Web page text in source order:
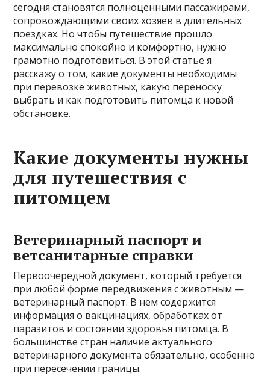
сегодня становятся полноценными пассажирами,
сопровождающими своих хозяев в длительных
поездках. Но чтобы путешествие прошло
максимально спокойно и комфортно, нужно
грамотно подготовиться. В этой статье я
расскажу о том, какие документы необходимы
при перевозке животных, какую переноску
выбрать и как подготовить питомца к новой
обстановке.
Какие документы нужны
для путешествия с
питомцем
Ветеринарный паспорт и
ветсанитарные справки
Первоочередной документ, который требуется
при любой форме передвижения с животным —
ветеринарный паспорт. В нем содержится
информация о вакцинациях, обработках от
паразитов и состоянии здоровья питомца. В
большинстве стран наличие актуального
ветеринарного документа обязательно, особенно
при пересечении границы.